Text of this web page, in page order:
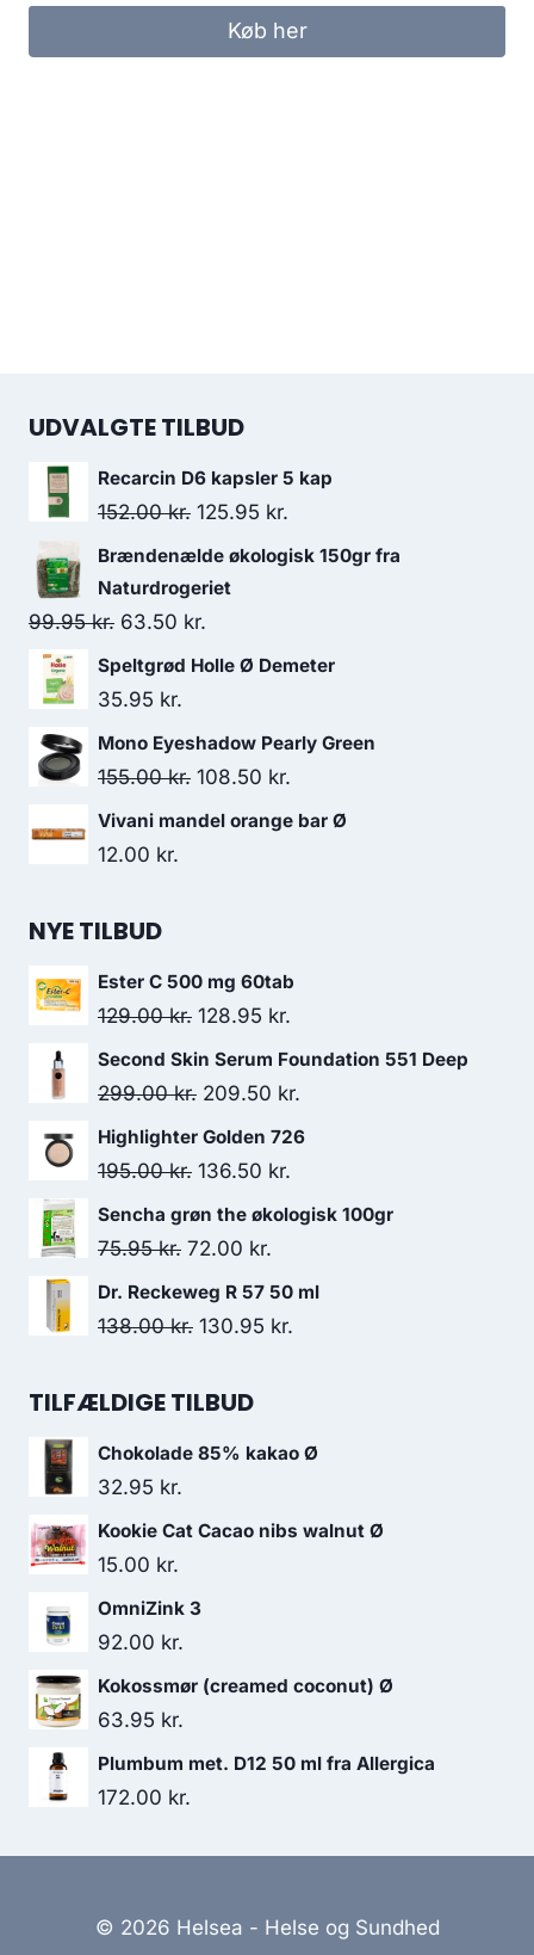
Køb her
UDVALGTE TILBUD
Recarcin D6 kapsler 5 kap
152.00kr. Den
oprindelige
pris
var:
152.00 kr..
125.95 kr.
aktuelle
125.95 kr..
Brændenælde økologisk 150gr fra
Naturdrogeriet
99.95kr. Den
oprindelige
pris
99.95 kr..
63.50 kr.
aktuelle
63.50 kr..
Speltgrød Holle Ø Demeter
35.95 kr.
Mono Eyeshadow Pearly Green
155.00kr. Den
oprindelige
108.50 kr.
aktuelle
Vivani mandel orange bar Ø
12.00 kr.
NYE TILBUD
Ester C 500 mg 60tab
129.00kr. Den
oprindelige
pris
129.00 kr..
128.95 kr.
aktuelle
pris
Second Skin Serum Foundation 551 Deep
299.00kr. Den
oprindelige
pris
299.00 kr..
209.50 kr.
aktuelle
Highlighter Golden 726
195.00kr. Den
oprindelige
pris
195.00 kr..
136.50 kr.
aktuelle
Sencha grøn the økologisk 100gr
75.95kr. Den
oprindelige
pris
75.95 kr..
72.00 kr.
aktuelle
pris
Dr. Reckeweg R 57 50 ml
138.00kr. Den
pris
138.00 kr..
130.95 kr.
130.95 kr..
TILFÆLDIGE TILBUD
Chokolade 85% kakao Ø
32.95 kr.
Kookie Cat Cacao nibs walnut Ø
15.00 kr.
OmniZink 3
92.00 kr.
Kokossmør (creamed coconut) Ø
63.95 kr.
Plumbum met. D12 50 ml fra Allergica
172.00 kr.
© 2026 Helsea - Helse og Sundhed